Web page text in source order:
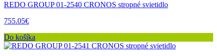
REDO GROUP 01-2540 CRONOS stropné svietidlo
755.05€
Do košíka